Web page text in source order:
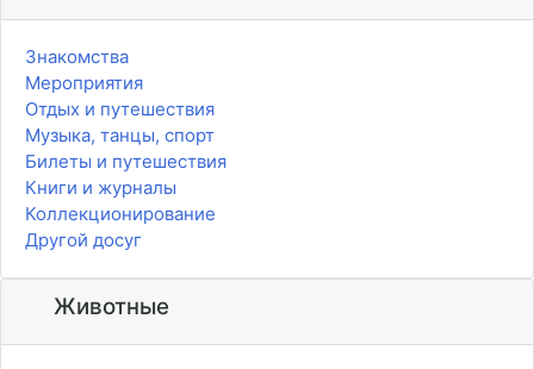
Знакомства
Мероприятия
Отдых и путешествия
Музыка, танцы, спорт
Билеты и путешествия
Книги и журналы
Коллекционирование
Другой досуг
Животные